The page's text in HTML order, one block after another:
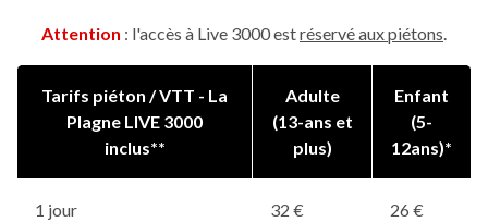
Attention : l'accès à Live 3000 estréservé aux piétons.
Tarifs piéton / VTT - La
Plagne LIVE 3000
inclus**
Adulte
(13-ans et
plus)
Enfant
(5-
12ans)*
1 jour 32 € 26 €